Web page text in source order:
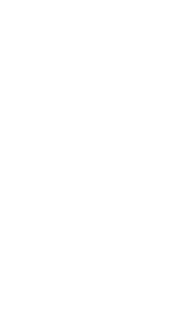
с